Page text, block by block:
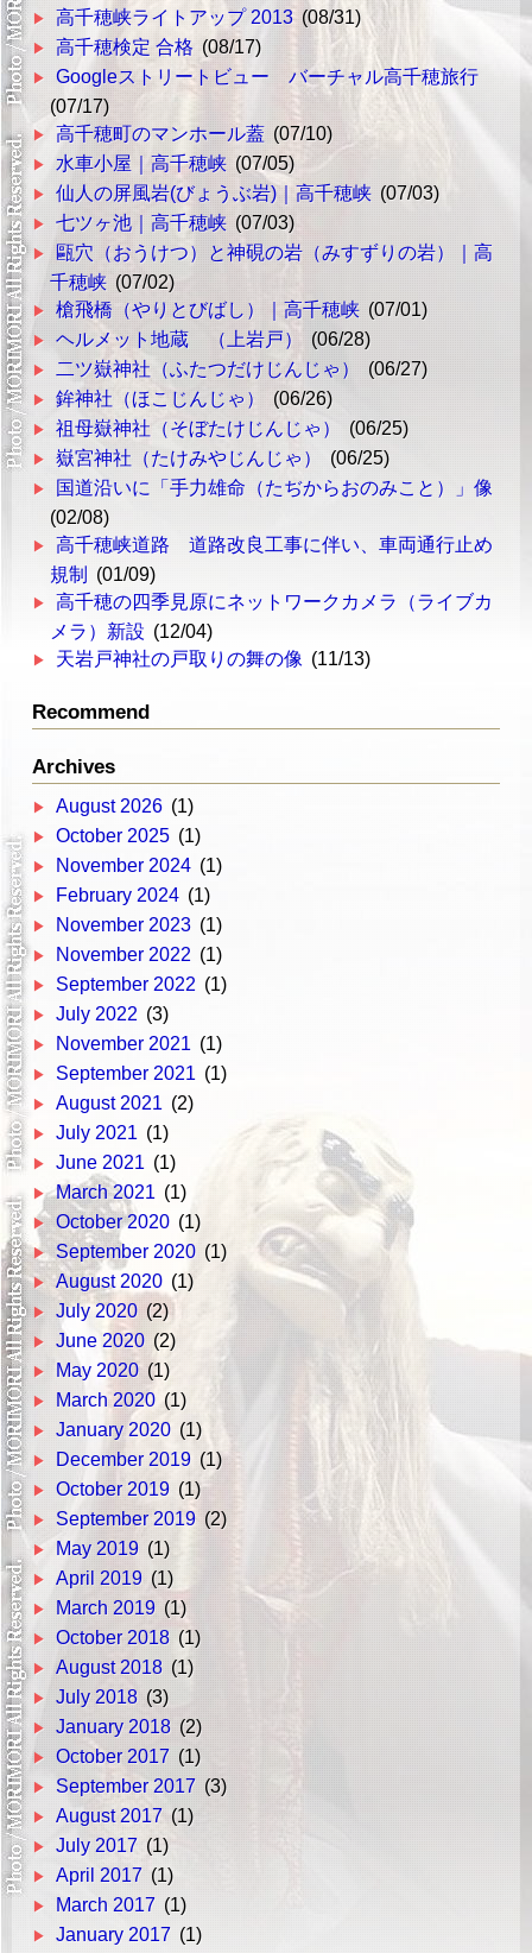
高千穂峡ライトアップ 2013 (08/31)
高千穂検定 合格 (08/17)
Googleストリートビュー バーチャル高千穂旅行
(07/17)
高千穂町のマンホール蓋 (07/10)
水車小屋｜高千穂峡 (07/05)
仙人の屏風岩(びょうぶ岩)｜高千穂峡 (07/03)
七ツヶ池｜高千穂峡 (07/03)
甌穴（おうけつ）と神硯の岩（みすずりの岩）｜高
千穂峡 (07/02)
槍飛橋（やりとびばし）｜高千穂峡 (07/01)
ヘルメット地蔵 （上岩戸）
(06/28)
二ツ嶽神社（ふたつだけじんじゃ）
(06/27)
鉾神社（ほこじんじゃ）
(06/26)
祖母嶽神社（そぼたけじんじゃ）
(06/25)
嶽宮神社（たけみやじんじゃ）
(06/25)
国道沿いに「手力雄命（たぢからおのみこと）」像
(02/08)
高千穂峡道路 道路改良工事に伴い、車両通行止め
規制
(01/09)
高千穂の四季見原にネットワークカメラ（ライブカ
メラ）新設 (12/04)
天岩戸神社の戸取りの舞の像 (11/13)
Recommend
Archives
August 2026 (1)
October 2025 (1)
November 2024 (1)
February 2024 (1)
November 2023 (1)
November 2022 (1)
September 2022 (1)
July 2022 (3)
November 2021 (1)
September 2021 (1)
August 2021 (2)
July 2021 (1)
June 2021 (1)
March 2021 (1)
October 2020 (1)
September 2020 (1)
August 2020 (1)
July 2020 (2)
June 2020 (2)
May 2020 (1)
March 2020 (1)
January 2020 (1)
December 2019 (1)
October 2019 (1)
September 2019 (2)
May 2019 (1)
April 2019 (1)
March 2019 (1)
October 2018 (1)
August 2018 (1)
July 2018 (3)
January 2018 (2)
October 2017 (1)
September 2017 (3)
August 2017 (1)
July 2017 (1)
April 2017 (1)
March 2017 (1)
January 2017 (1)